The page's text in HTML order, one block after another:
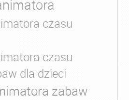
czasu
czasu
dla dzieci
zabaw